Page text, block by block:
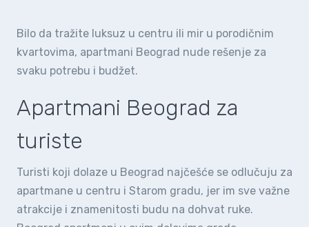
Bilo da tražite luksuz u centru ili mir u porodičnim
kvartovima, apartmani Beograd nude rešenje za
svaku potrebu i budžet.
Apartmani Beograd za
turiste
Turisti koji dolaze u Beograd najčešće se odlučuju za
apartmane u centru i Starom gradu, jer im sve važne
atrakcije i znamenitosti budu na dohvat ruke.